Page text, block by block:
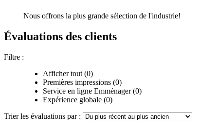
Nous offrons la plus grande sélection de l'industrie!
Évaluations des clients
Filtre :
Afficher tout (0)
Premières impressions (0)
Service en ligne Emménager (0)
Expérience globale (0)
Trier les évaluations par :